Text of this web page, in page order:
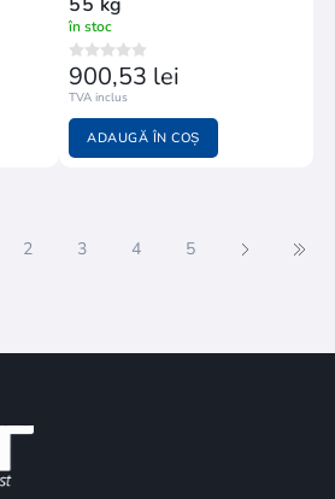
în stoc
900,53 lei
TVA inclus
ADAUGĂ ÎN COȘ
2 3 4 5